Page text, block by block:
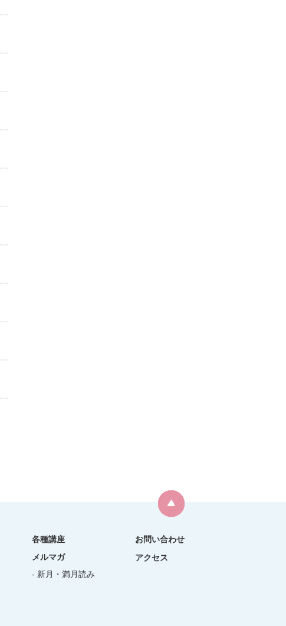
各種講座
メルマガ
- 新月・満月読み
お問い合わせ
アクセス